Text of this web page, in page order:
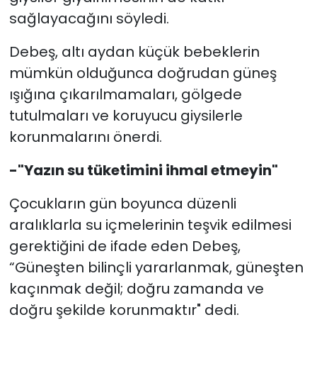
sağlayacağını söyledi.
Debeş, altı aydan küçük bebeklerin
mümkün olduğunca doğrudan güneş
ışığına çıkarılmamaları, gölgede
tutulmaları ve koruyucu giysilerle
korunmalarını önerdi.
-"Yazın su tüketimini ihmal etmeyin"
Çocukların gün boyunca düzenli
aralıklarla su içmelerinin teşvik edilmesi
gerektiğini de ifade eden Debeş,
“Güneşten bilinçli yararlanmak, güneşten
kaçınmak değil; doğru zamanda ve
doğru şekilde korunmaktır" dedi.